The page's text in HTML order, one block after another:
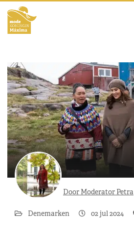
Door Moderator Petra
Denemarken 02 jul 2024